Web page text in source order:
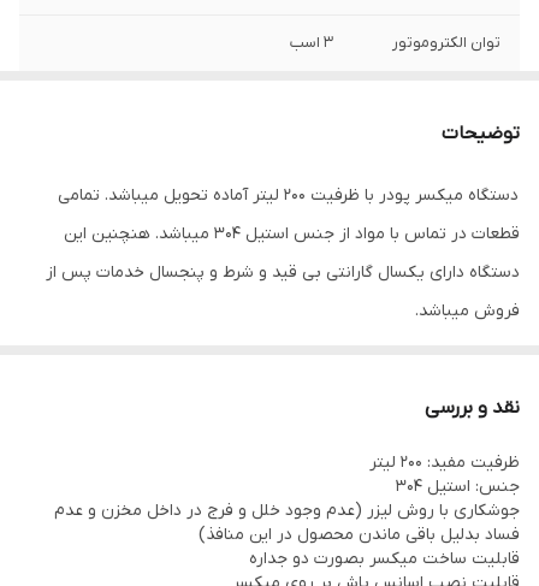
توان الکتروموتور ۳ اسب
توضیحات
دستگاه میکسر پودر با ظرفیت 200 لیتر آماده تحویل میباشد. تمامی
قطعات در تماس با مواد از جنس استیل 304 میباشد. هنچنین این
دستگاه دارای یکسال گارانتی بی قید و شرط و پنجسال خدمات پس از
فروش میباشد.
بهداشت و بازدهی عملیاتی اولویت می‌دهند.
مشخصه‌های برجسته
شستشوی آسان طراحی بهداشتی :
همه نقاط تماس با محصول دسترسی‌پذیر و برای شستشو و ضدعفونی
سریع طراحی شده‌اند تا زمان پاک‌سازی کاهش و ریسک آلودگی حذف
نقد و بررسی
ظرفیت مفید: 200 لیتر
جنس: استیل 304
جوشکاری با روش لیزر (عدم وجود خلل و فرج در داخل مخزن و عدم
فساد بدلیل باقی ماندن محصول در این منافذ)
قابلیت ساخت میکسر بصورت دو جداره